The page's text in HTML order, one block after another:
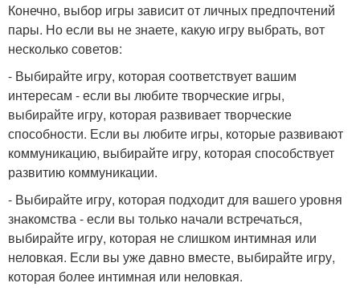
Конечно, выбор игры зависит от личных предпочтений
пары. Но если вы не знаете, какую игру выбрать, вот
несколько советов:
- Выбирайте игру, которая соответствует вашим
интересам - если вы любите творческие игры,
выбирайте игру, которая развивает творческие
способности. Если вы любите игры, которые развивают
коммуникацию, выбирайте игру, которая способствует
развитию коммуникации.
- Выбирайте игру, которая подходит для вашего уровня
знакомства - если вы только начали встречаться,
выбирайте игру, которая не слишком интимная или
неловкая. Если вы уже давно вместе, выбирайте игру,
которая более интимная или неловкая.